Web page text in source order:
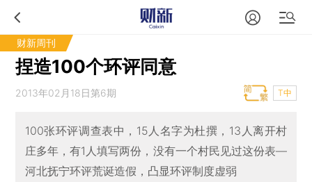
财新周刊
捏造100个环评同意
2013年02月18日第6期 T中
100张环评调查表中，15人名字为杜撰，13人离开村
庄多年，有1人填写两份，没有一个村民见过这份表—
河北抚宁环评荒诞造假，凸显环评制度虚弱